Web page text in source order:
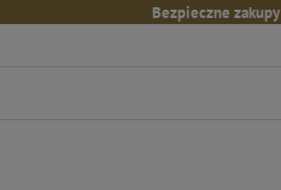
Bezpieczne zakupy